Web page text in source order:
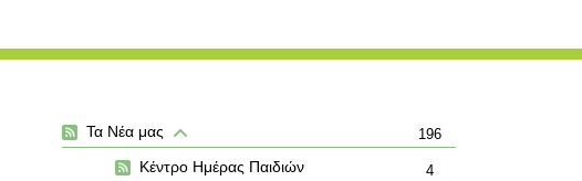
Τα Νέα μας 196
Κέντρο Ημέρας Παιδιών 4